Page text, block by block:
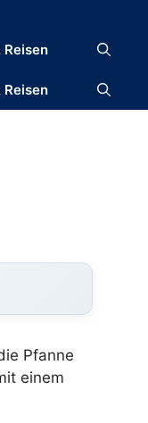
Reisen
Reisen
Pfanne
einem